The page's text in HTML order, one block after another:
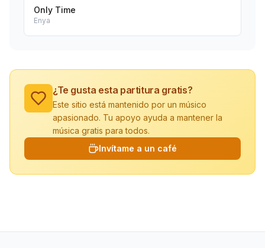
Only Time
Enya
¿Te gusta esta partitura gratis?
Este sitio está mantenido por un músico
apasionado. Tu apoyo ayuda a mantener la
música gratis para todos.
Invítame a un café